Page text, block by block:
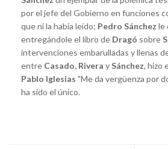
por el jefe del Gobierno en funciones
que ni la había leído; Pedro Sánchez le
entregándole el libro de Dragó sobre
intervenciones embarulladas y llenas
entre Casado, Rivera ySánchez, hizo
Pablo Iglesias "Me da vergüenza por
ha sido el único.